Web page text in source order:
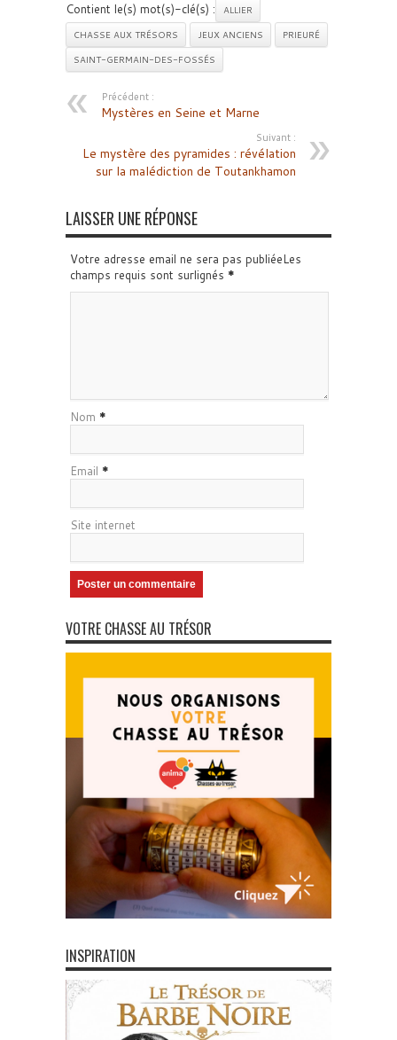
Contient le(s) mot(s)-clé(s) :
ALLIER
CHASSE AUX TRÉSORS
JEUX ANCIENS
PRIEURÉ
SAINT-GERMAIN-DES-FOSSÉS
Précédent :
Mystères en Seine et Marne
Suivant :
Le mystère des pyramides : révélation
sur la malédiction de Toutankhamon
LAISSER UNE RÉPONSE
Votre adresse email ne sera pas publiéeLes
champs requis sont surlignés *
Nom *
Email *
Site internet
VOTRE CHASSE AU TRÉSOR
INSPIRATION